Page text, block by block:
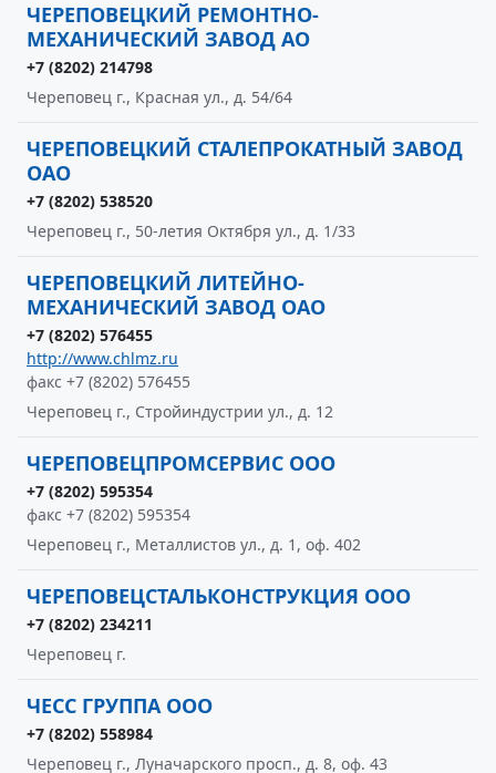
ЧЕРЕПОВЕЦКИЙ РЕМОНТНО-
МЕХАНИЧЕСКИЙ ЗАВОД АО
+7 (8202) 214798
Череповец г., Красная ул., д. 54/64
ЧЕРЕПОВЕЦКИЙ СТАЛЕПРОКАТНЫЙ ЗАВОД
ОАО
+7 (8202) 538520
Череповец г., 50-летия Октября ул., д. 1/33
ЧЕРЕПОВЕЦКИЙ ЛИТЕЙНО-
МЕХАНИЧЕСКИЙ ЗАВОД ОАО
+7 (8202) 576455
http://www.chlmz.ru
факс +7 (8202) 576455
Череповец г., Стройиндустрии ул., д. 12
ЧЕРЕПОВЕЦПРОМСЕРВИС ООО
+7 (8202) 595354
факс +7 (8202) 595354
Череповец г., Металлистов ул., д. 1, оф. 402
ЧЕРЕПОВЕЦСТАЛЬКОНСТРУКЦИЯ ООО
+7 (8202) 234211
Череповец г.
ЧЕСС ГРУППА ООО
+7 (8202) 558984
Череповец г., Луначарского просп., д. 8, оф. 43